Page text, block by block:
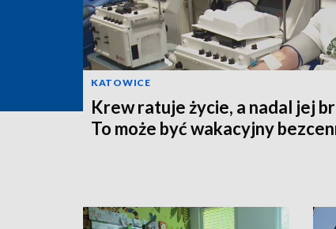
KATOWICE
Krew ratuje życie, a nadal jej
To może być wakacyjny